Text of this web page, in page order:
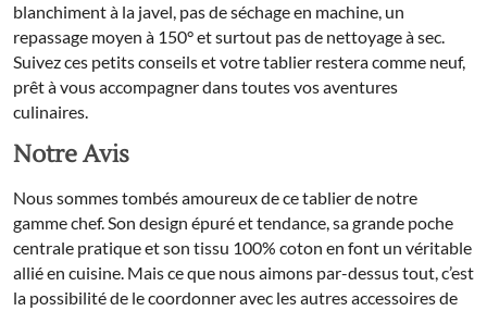
blanchiment à la javel, pas de séchage en machine, un
repassage moyen à 150° et surtout pas de nettoyage à sec.
Suivez ces petits conseils et votre tablier restera comme neuf,
prêt à vous accompagner dans toutes vos aventures
culinaires.
Notre Avis
Nous sommes tombés amoureux de ce tablier de notre
gamme chef. Son design épuré et tendance, sa grande poche
centrale pratique et son tissu 100% coton en font un véritable
allié en cuisine. Mais ce que nous aimons par-dessus tout, c’est
la possibilité de le coordonner avec les autres accessoires de